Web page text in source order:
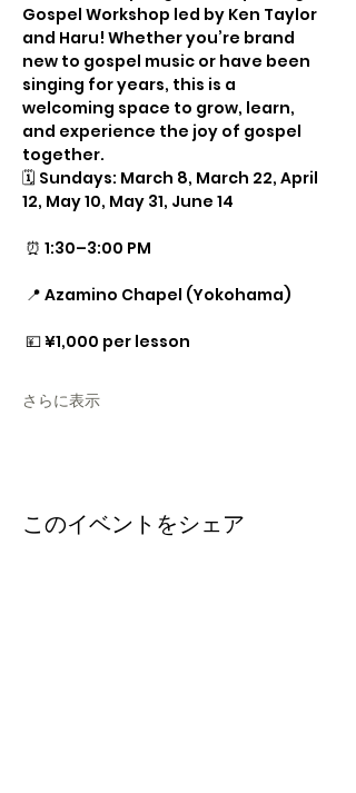
Gospel Workshop led by Ken Taylor
and Haru! Whether you’re brand
new to gospel music or have been
singing for years, this is a
welcoming space to grow, learn,
and experience the joy of gospel
together.
🗓 Sundays: March 8, March 22, April
12, May 10, May 31, June 14
⏰ 1:30–3:00 PM
📍 Azamino Chapel (Yokohama)
💴 ¥1,000 per lesson
さらに表示
このイベントをシェア